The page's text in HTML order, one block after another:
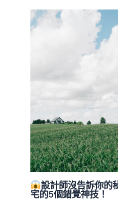
設計師沒告訴你的
宅的5個錯覺神技！